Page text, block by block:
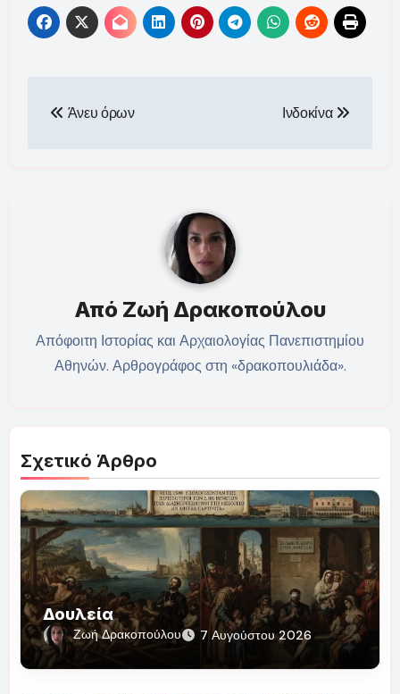
άρθρων
Άνευ όρων Ινδοκίνα
Από Ζωή Δρακοπούλου
Απόφοιτη Ιστορίας και Αρχαιολογίας Πανεπιστημίου
Αθηνών. Αρθρογράφος στη «δρακοπουλιάδα».
Σχετικό Άρθρο
Δουλεία
Ζωή Δρακοπούλου 7 Αυγούστου 2026